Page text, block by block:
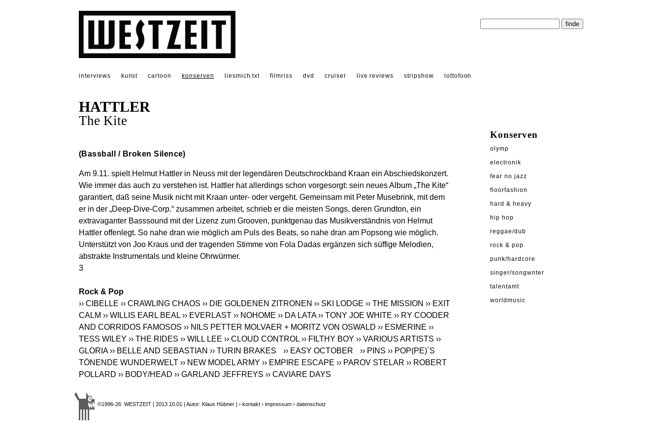
interviews kunst cartoon konserven liesmich.txt filmriss dvd cruiser live reviews stripshow lottofoon
HATTLER
The Kite
(Bassball / Broken Silence)
Am 9.11. spielt Helmut Hattler in Neuss mit der legendären Deutschrockband Kraan ein Abschiedskonzert.
Wie immer das auch zu verstehen ist. Hattler hat allerdings schon vorgesorgt: sein neues Album „The Kite“
garantiert, daß seine Musik nicht mit Kraan unter- oder vergeht. Gemeinsam mit Peter Musebrink, mit dem
er in der „Deep-Dive-Corp.“ zusammen arbeitet, schrieb er die meisten Songs, deren Grundton, ein
extravaganter Basssound mit der Lizenz zum Grooven, punktgenau das Musikverständnis von Helmut
Hattler offenlegt. So nahe dran wie möglich am Puls des Beats, so nahe dran am Popsong wie möglich.
Unterstützt von Joo Kraus und der tragenden Stimme von Fola Dadas ergänzen sich süffige Melodien,
abstrakte Instrumentals und kleine Ohrwürmer.
3
Rock & Pop
›› CIBELLE ›› CRAWLING CHAOS ›› DIE GOLDENEN ZITRONEN ›› SKI LODGE ›› THE MISSION ›› EXIT
CALM ›› WILLIS EARL BEAL ›› EVERLAST ›› NOHOME ›› DA LATA ›› TONY JOE WHITE ›› RY COODER
AND CORRIDOS FAMOSOS ›› NILS PETTER MOLVAER + MORITZ VON OSWALD ›› ESMERINE ››
TESS WILEY ›› THE RIDES ›› WILL LEE ›› CLOUD CONTROL ›› FILTHY BOY ›› VARIOUS ARTISTS ››
GLORIA ›› BELLE AND SEBASTIAN ›› TURIN BRAKES ›› EASY OCTOBER ›› PINS ›› POP(PE)´S
TÖNENDE WUNDERWELT ›› NEW MODEL ARMY ›› EMPIRE ESCAPE ›› PAROV STELAR ›› ROBERT
POLLARD ›› BODY/HEAD ›› GARLAND JEFFREYS ›› CAVIARE DAYS
©1996-26 WESTZEIT | 2013.10.01 | Autor: Klaus Hübner | › kontakt › impressum › datenschutz
Konserven
olymp
electronik
fear no jazz
floorfashion
hard & heavy
hip hop
reggae/dub
rock & pop
punk/hardcore
singer/songwriter
talentamt
worldmusic